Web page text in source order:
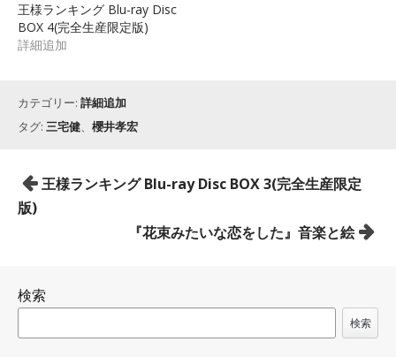
王様ランキング Blu-ray Disc
BOX 4(完全生産限定版)
詳細追加
カテゴリー: 詳細追加
タグ: 三宅健、 櫻井孝宏
投
稿
ー
王様ランキング Blu-ray Disc BOX 3(完全生産限定
版)
『花束みたいな恋をした』音楽と絵
検索
検索